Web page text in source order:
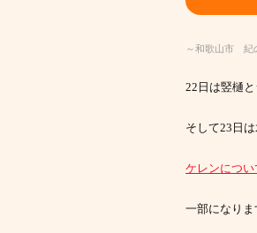
～和歌山市
22日は竪樋
そして23日
ケレンにつ
一部になり